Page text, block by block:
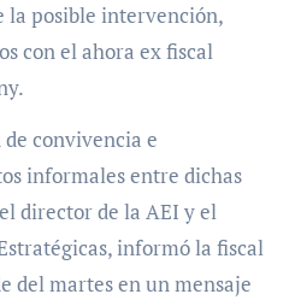
la posible intervención,
con el ahora ex fiscal
convivencia e
informales entre dichas
director de la AEI y el
informó la fiscal
del martes en un mensaje